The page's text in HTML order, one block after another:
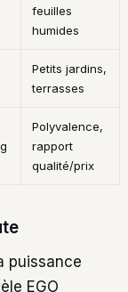
feuilles
humides
Petits jardins,
terrasses
Polyvalence,
rapport
qualité/prix
puissance
EGO